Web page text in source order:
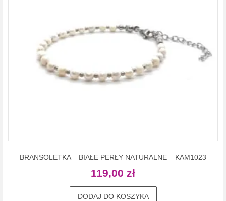
BRANSOLETKA – BIAŁE PERŁY NATURALNE – KAM1023
119,00 zł
DODAJ DO KOSZYKA